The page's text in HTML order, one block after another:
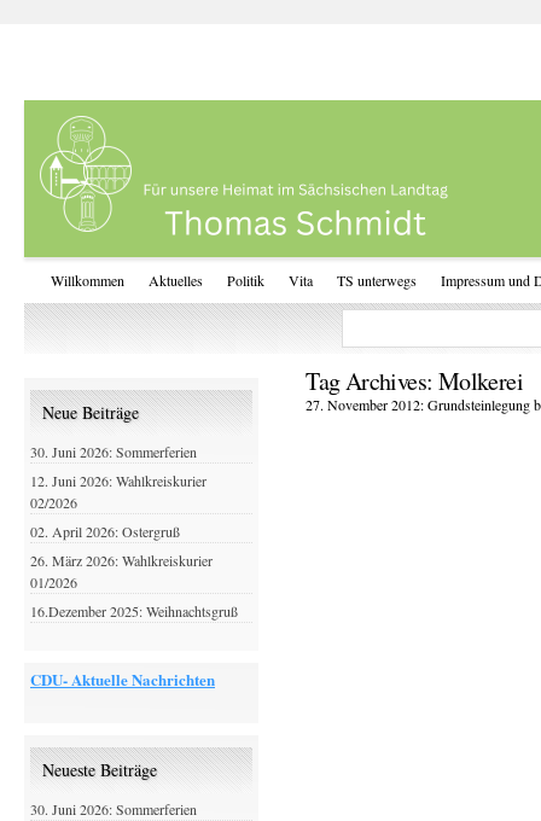
Willkommen Aktuelles Politik Vita TS unterwegs Impressum und
Tag Archives: Molkerei
27. November 2012: Grundsteinlegung
Neue Beiträge
30. Juni 2026: Sommerferien
12. Juni 2026: Wahlkreiskurier
02/2026
02. April 2026: Ostergruß
26. März 2026: Wahlkreiskurier
01/2026
16.Dezember 2025: Weihnachtsgruß
CDU- Aktuelle Nachrichten
Neueste Beiträge
30. Juni 2026: Sommerferien